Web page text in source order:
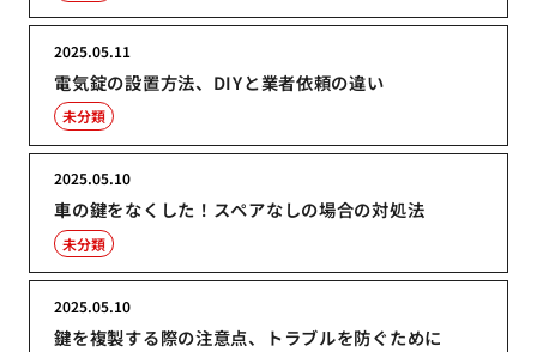
電気錠の設置方法、DIYと業者依頼の違い
2025.05.11
未分類
車の鍵をなくした！スペアなしの場合の対処法
2025.05.10
未分類
鍵を複製する際の注意点、トラブルを防ぐために
2025.05.10